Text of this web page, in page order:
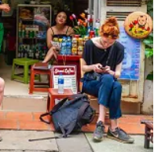
DESTINATION :
Prabang - Pak Ou [...]